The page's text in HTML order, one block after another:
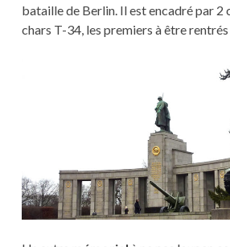
bataille de Berlin. Il est encadré par 2
chars T-34, les premiers à être